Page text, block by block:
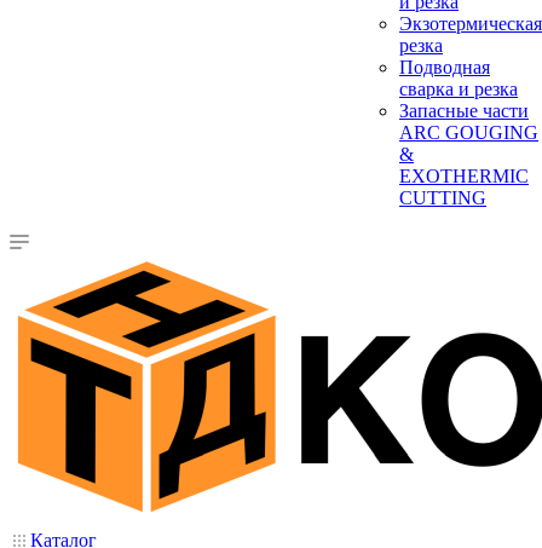
Экзотермическая
резка
Подводная
сварка и резка
Запасные части
ARC GOUGING
&
EXOTHERMIC
CUTTING
Каталог